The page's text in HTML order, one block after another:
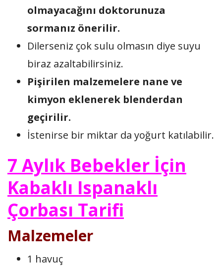
olmayacağını doktorunuza
sormanız önerilir.
Dilerseniz çok sulu olmasın diye suyu
biraz azaltabilirsiniz.
Pişirilen malzemelere nane ve
kimyon eklenerek blenderdan
geçirilir.
İstenirse bir miktar da yoğurt katılabilir.
7 Aylık Bebekler İçin
Kabaklı Ispanaklı
Çorbası Tarifi
Malzemeler
1 havuç